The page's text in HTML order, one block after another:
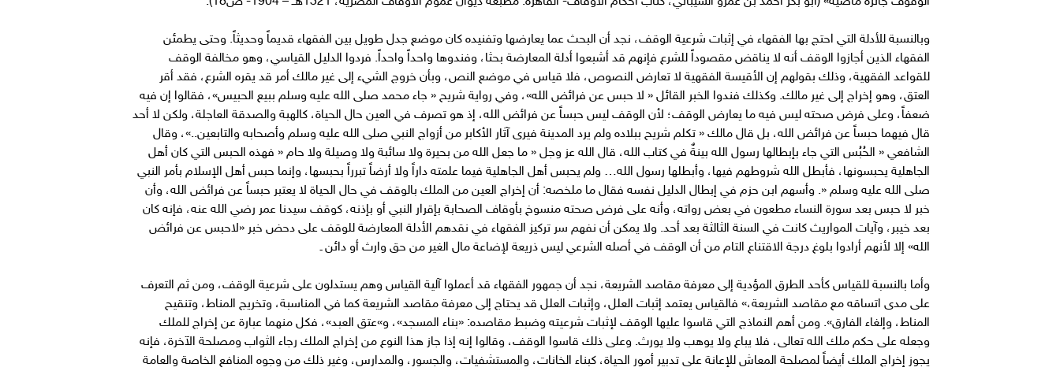
وبالنسبة للأدلة التي احتج بها الفقهاء في إثبات شرعية الوقف، نجد أن البحث عما يعارضها وتفنيده كان موضع جدل طويل بين الفقهاء قديماً وحديثاً. وحتى يطمئن
الفقهاء الذين أجازوا الوقف أنه لا يناقض مقصوداً للشرع فإنهم قد أشبعوا أدلة المعارضة بحثا، وفندوها واحداً واحداً. فردوا الدليل القياسي، وهو مخالفة الوقف
للقواعد الفقهية، وذلك بقولهم إن الأقيسة الفقهية لا تعارض النصوص، فلا قياس في موضع النص، وبأن خروج الشيء إلى غير مالك أمر قد يقره الشرع، فقد أقر
العتق، وهو إخراج إلى غير مالك. وكذلك فندوا الخبر القائل « لا حبس عن فرائض الله»، وفي رواية شريح « جاء محمد صلى الله عليه وسلم ببيع الحبيس»، فقالوا إن فيه
ضعفاً، وعلى فرض صحته ليس فيه ما يعارض الوقف؛ لأن الوقف ليس حبساً عن فرائض الله، إذ هو تصرف في العين حال الحياة، كالهبة والصدقة العاجلة، ولكن لا أحد
قال فيهما حبساً عن فرائض الله، بل قال مالك « تكلم شريح ببلاده ولم يرد المدينة فيرى آثار الأكابر من أزواج النبي صلى الله عليه وسلم وأصحابه والتابعين..»، وقال
الشافعي « الحُبُس التي جاء بإبطالها رسول الله بينةٌ في كتاب الله، قال الله عز وجل « ما جعل الله من بحيرة ولا سائبة ولا وصيلة ولا حام « فهذه الحبس التي كان أهل
الجاهلية يحبسونها، فأبطل الله شروطهم فيها، وأبطلها رسول الله… ولم يحبس أهل الجاهلية فيما علمته داراً ولا أرضاً تبرراً بحبسها، وإنما حبس أهل الإسلام بأمر النبي
صلى الله عليه وسلم «. وأسهم ابن حزم في إبطال الدليل نفسه فقال ما ملخصه: أن إخراج العين من الملك بالوقف في حال الحياة لا يعتبر حبساً عن فرائض الله، وأن
خبر لا حبس بعد سورة النساء مطعون في بعض رواته، وأنه على فرض صحته منسوخ بأوقاف الصحابة بإقرار النبي أو بإذنه، كوقف سيدنا عمر رضي الله عنه، فإنه كان
بعد خيبر، وآيات المواريث كانت في السنة الثالثة بعد أحد. ولا يمكن أن نفهم سر تركيز الفقهاء في نقدهم الأدلة المعارضة للوقف على دحض خبر «لاحبس عن فرائض
الله» إلا لأنهم أرادوا بلوغ درجة الاقتناع التام من أن الوقف في أصله الشرعي ليس ذريعة لإضاعة مال الغير من حق وارث أو دائن ـ
وأما بالنسبة للقياس كأحد الطرق المؤدية إلى معرفة مقاصد الشريعة، نجد أن جمهور الفقهاء قد أعملوا آلية القياس وهم يستدلون على شرعية الوقف، ومن ثم التعرف
على مدى اتساقه مع مقاصد الشريعة،» فالقياس يعتمد إثبات العلل، وإثبات العلل قد يحتاج إلى معرفة مقاصد الشريعة كما في المناسبة، وتخريج المناط، وتنقيح
المناط، وإلغاء الفارق». ومن أهم النماذج التي قاسوا عليها الوقف لإثبات شرعيته وضبط مقاصده: «بناء المسجد»، و»عتق العبد»، فكل منهما عبارة عن إخراج للملك
وجعله على حكم ملك الله تعالى، فلا يباع ولا يوهب ولا يورث. وعلى ذلك قاسوا الوقف، وقالوا إنه إذا جاز هذا النوع من إخراج الملك رجاء الثواب ومصلحة الآخرة، فإنه
يجوز إخراج الملك أيضاً لمصلحة المعاش للإعانة على تدبير أمور الحياة، كبناء الخانات، والمستشفيات، والجسور، والمدارس، وغير ذلك من وجوه المنافع الخاصة والعامة